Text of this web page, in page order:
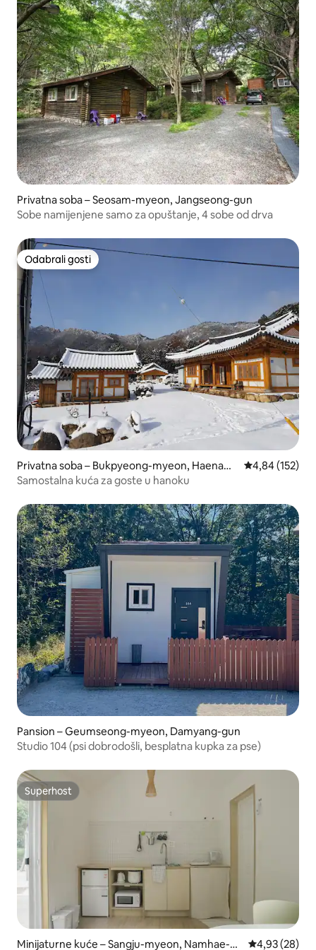
Privatna soba – Seosam-myeon, Jangseong-gun
Sobe namijenjene samo za opuštanje, 4 sobe od drva
Odabrali gosti
Odabrali gosti
Privatna soba – Bukpyeong-myeon, Haenam-
gun
Prosječna
4,84 (152)
Samostalna kuća za goste u hanoku
Pansion – Geumseong-myeon, Damyang-gun
Studio 104 (psi dobrodošli, besplatna kupka za pse)
Superhost
Superhost
Minijaturne kuće – Sangju-myeon, Namhae-gu
Prosječna
4,93 (28)